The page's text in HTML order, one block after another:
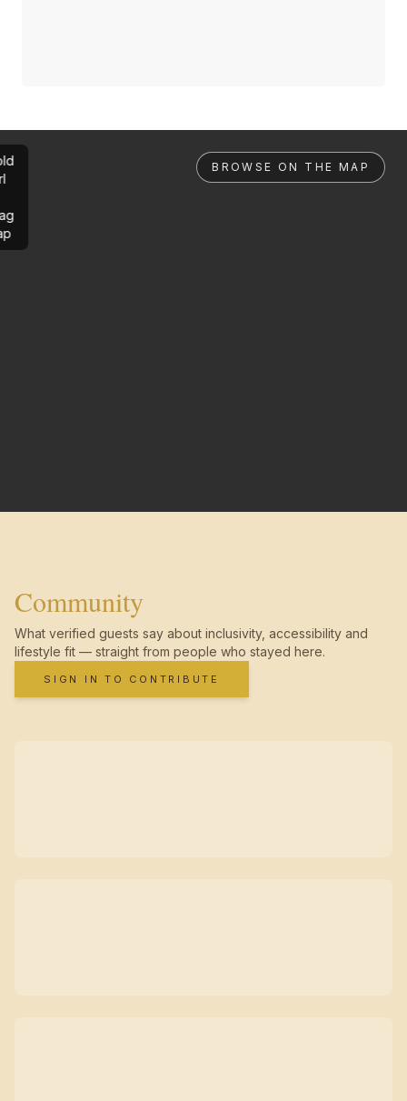
BROWSE ON THE MAP
Community
What verified guests say about inclusivity, accessibility and
lifestyle fit — straight from people who stayed here.
SIGN IN TO CONTRIBUTE